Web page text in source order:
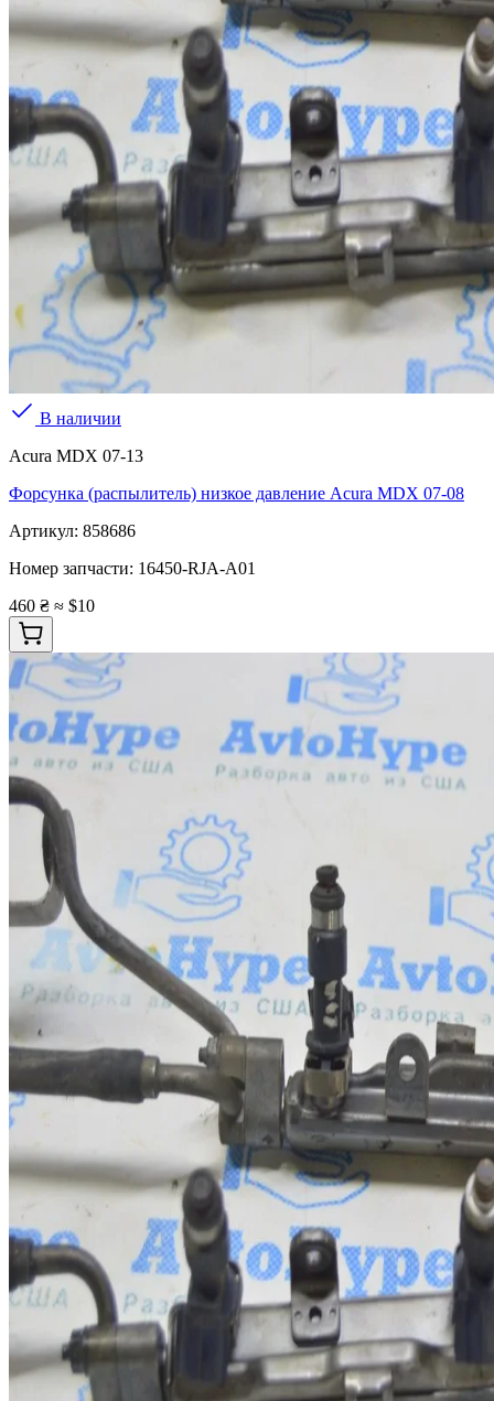
В наличии
Acura MDX 07-13
Форсунка (распылитель) низкое давление Acura MDX 07-08
Артикул: 858686
Номер запчасти: 16450-RJA-A01
460 ₴ ≈ $10